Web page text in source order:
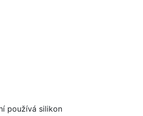
používá silikon